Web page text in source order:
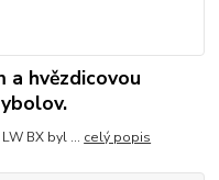
a hvězdicovou
BX byl ... celý popis